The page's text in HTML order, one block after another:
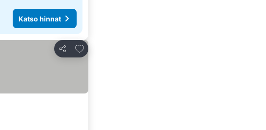
Katso hinnat
Jaa
Lisää suosikkeihin